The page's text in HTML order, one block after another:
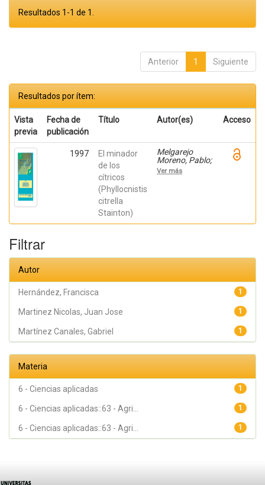
Resultados 1-1 de 1.
Anterior 1 Siguiente
Resultados por ítem:
Vista
previa
Fecha de
publicación
Título Autor(es) Acceso
1997
El minador
de los
cítricos
(Phyllocnistis
citrella
Stainton)
Melgarejo
Moreno, Pablo;
Martinez
Nicolas, Juan
Gabriel
Ver más
Filtrar
Autor
1
Hernández, Francisca
1
Martinez Nicolas, Juan Jose
1
Martínez Canales, Gabriel
Materia
1
6 - Ciencias aplicadas
1
6 - Ciencias aplicadas::63 - Agri...
1
6 - Ciencias aplicadas::63 - Agri...